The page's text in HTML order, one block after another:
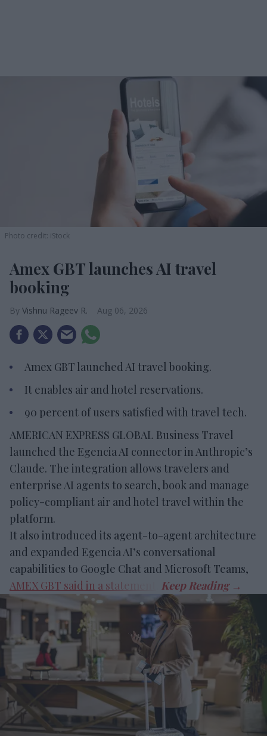
Photo credit: iStock
Amex GBT launches AI travel
booking
Vishnu Rageev R. Aug 06, 2026
Amex GBT launched AI travel booking.
It enables air and hotel reservations.
90 percent of users satisfied with travel tech.
AMERICAN EXPRESS GLOBAL Business Travel
launched the Egencia AI connector in Anthropic’s
Claude. The integration allows travelers and
enterprise AI agents to search, book and manage
policy-compliant air and hotel travel within the
platform.
It also introduced its agent-to-agent architecture
and expanded Egencia AI’s conversational
capabilities to Google Chat and Microsoft Teams,
AMEX GBT said in a statement